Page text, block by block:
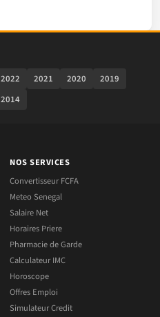
2022 2021 2020
2019
2014
NOS SERVICES
Convertisseur FCFA
Meteo Senegal
Salaire Net
Horaires Priere
Pharmacie de Garde
Calculateur IMC
Horoscope
Offres Emploi
Simulateur Credit